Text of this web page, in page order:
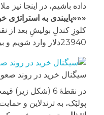
داده باشیم، در اینجا نیز
«««پایبندی به استراتژی
23940دلار وارد شویم و بیتکوین بخریم.
سیگنال خرید در روند
در نقطۀ 6 (شکل
پولبَک، به ترندلاین و